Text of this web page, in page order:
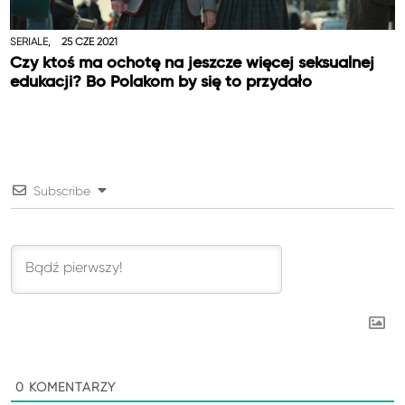
SERIALE, 25 CZE 2021
Czy ktoś ma ochotę na jeszcze więcej seksualnej
edukacji? Bo Polakom by się to przydało
Subscribe
0 KOMENTARZY